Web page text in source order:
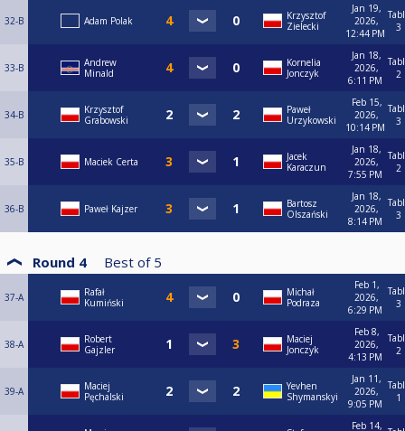
32-B Adam Polak
Krzysztof
Zielecki
Jan 19,
2026,
12:44 PM
3
33-B
Andrew
Minald
Kornelia
Jonczyk
Jan 18,
2026,
6:11 PM
2
34-B
Krzysztof
Grabowski
Paweł
Urzykowski
Feb 15,
2026,
10:14 PM
3
35-B Maciek Certa
Jacek
Karaczun
Jan 18,
2026,
7:55 PM
2
36-B Paweł Kajzer
Bartosz
Olszański
Jan 18,
2026,
8:14 PM
3
Round 4 Best of 5
37-A
Rafał
Kumiński
Michał
Podraza
Feb 1,
2026,
6:29 PM
3
38-A
Robert
Gajzler
Maciej
Jonczyk
Feb 8,
2026,
4:13 PM
2
39-A
Maciej
Pęchalski
Yevhen
Shymanskyi
Jan 11,
2026,
9:05 PM
1
Feb 14,